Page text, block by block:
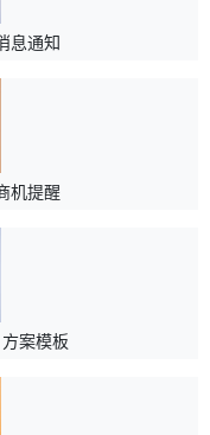
息通知
机提醒
案模板